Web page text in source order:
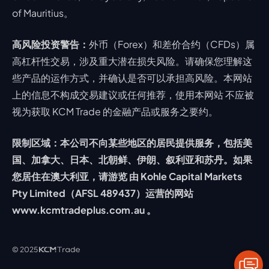
of Mauritius。
高风险投资警告： 外币（Forex）和差价合约（CFDs）属
高杠杆性交易，涉及重大潜在损失风险。请确保您理解这
些产品的运作方式，并确认是否可以承担高风险。本网站
上的信息不构成交易建议或任何推荐，使用本网站 不应被
视为获取 KCM Trade 的金融产品或服务之要约。
限制区域：本公司不向某些地区的居民提供服务，包括美
国、加拿大、日本、北朝鲜、伊朗、叙利亚和苏丹。如果
您居住在澳大利亚，请游览 由 Kohle Capital Markets
Pty Limited（AFSL 489437）运营的网站
www.kcmtradeplus.com.au 。
© 2025